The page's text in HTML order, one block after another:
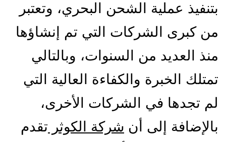
بتنفيذ عملية الشحن البحري، وتعتبر
من كبرى الشركات التي تم إنشاؤها
منذ العديد من السنوات، وبالتالي
تمتلك الخبرة والكفاءة العالية التي
لم تجدها في الشركات الأخرى،
بالإضافة إلى أن شركة الكوثر تقدم